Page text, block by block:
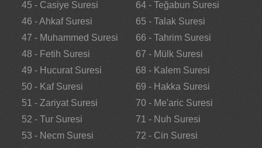
45 - Casiye Suresi
46 - Ahkaf Suresi
47 - Muhammed Suresi
48 - Fetih Suresi
49 - Hucurat Suresi
50 - Kaf Suresi
51 - Zariyat Suresi
52 - Tur Suresi
53 - Necm Suresi
64 - Teğabun Suresi
65 - Talak Suresi
66 - Tahrim Suresi
67 - Mülk Suresi
68 - Kalem Suresi
69 - Hakka Suresi
70 - Me'aric Suresi
71 - Nuh Suresi
72 - Cin Suresi